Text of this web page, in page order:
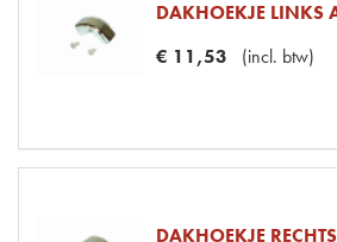
DAKHOEKJE LINKS
€ 11,53 (incl. btw)
DAKHOEKJE